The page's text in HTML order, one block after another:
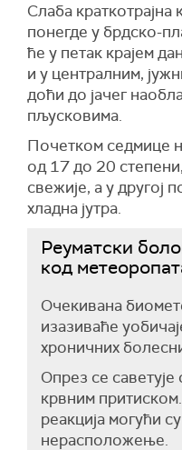
Слаба краткотрајна
понегде у брдско-
ће у петак крајем
и у централним,
доћи до јачег
пљусковима.
Почетком седмице
од 17 до 20
свежије, а у другој
хладна јутра.
Реуматски
код
Очекивана
изазиваће
хроничних
Опрез се
крвним
реакција могући
нерасположење.